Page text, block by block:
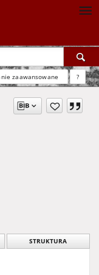
zaawansowane ?
STRUKTURA